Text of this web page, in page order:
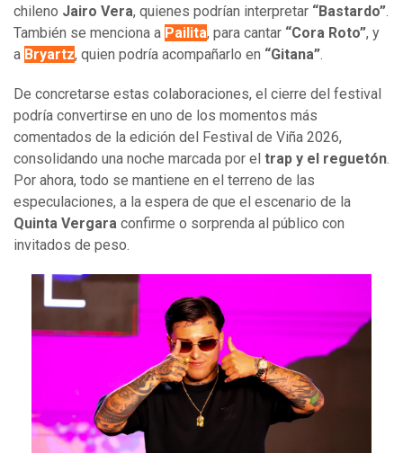
chileno Jairo Vera, quienes podrían interpretar “Bastardo”.
También se menciona a Pailita, para cantar “Cora Roto”, y
a Bryartz, quien podría acompañarlo en “Gitana”.
De concretarse estas colaboraciones, el cierre del festival
podría convertirse en uno de los momentos más
comentados de la edición del Festival de Viña 2026,
consolidando una noche marcada por el trap y el reguetón.
Por ahora, todo se mantiene en el terreno de las
especulaciones, a la espera de que el escenario de la
Quinta Vergara confirme o sorprenda al público con
invitados de peso.